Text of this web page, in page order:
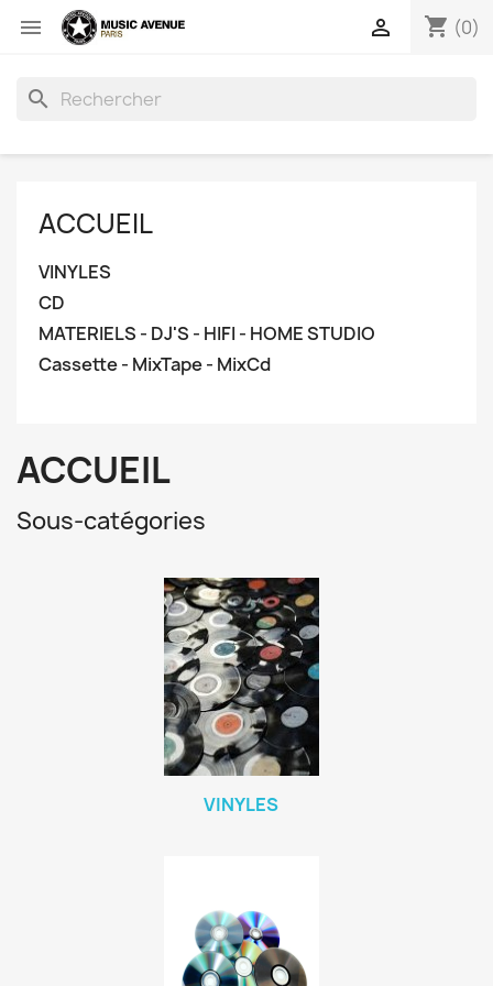
 shopping_cart (0)

search
ACCUEIL
VINYLES
CD
MATERIELS - DJ'S - HIFI - HOME STUDIO
Cassette - MixTape - MixCd
ACCUEIL
Sous-catégories
VINYLES